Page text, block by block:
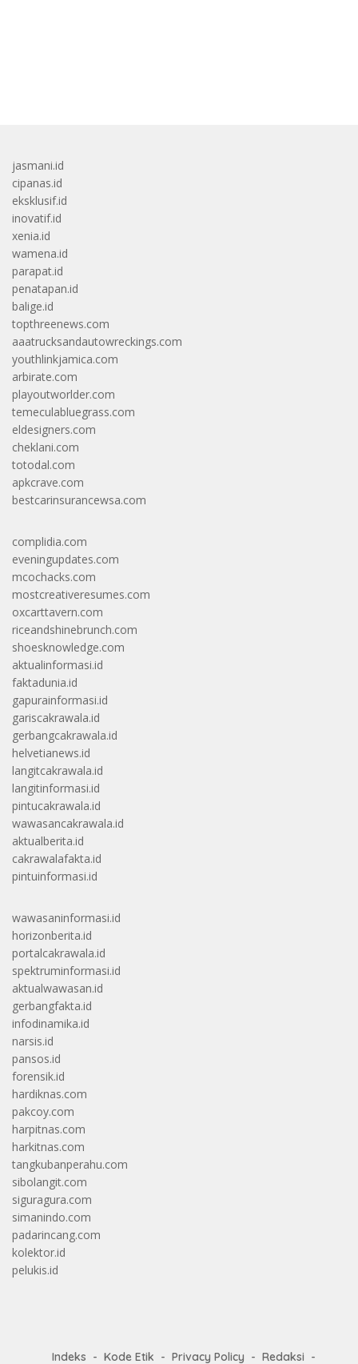
jasmani.id
cipanas.id
eksklusif.id
inovatif.id
xenia.id
wamena.id
parapat.id
penatapan.id
balige.id
topthreenews.com
aaatrucksandautowreckings.com
youthlinkjamica.com
arbirate.com
playoutworlder.com
temeculabluegrass.com
eldesigners.com
cheklani.com
totodal.com
apkcrave.com
bestcarinsurancewsa.com
complidia.com
eveningupdates.com
mcochacks.com
mostcreativeresumes.com
oxcarttavern.com
riceandshinebrunch.com
shoesknowledge.com
aktualinformasi.id
faktadunia.id
gapurainformasi.id
gariscakrawala.id
gerbangcakrawala.id
helvetianews.id
langitcakrawala.id
langitinformasi.id
pintucakrawala.id
wawasancakrawala.id
aktualberita.id
cakrawalafakta.id
pintuinformasi.id
wawasaninformasi.id
horizonberita.id
portalcakrawala.id
spektruminformasi.id
aktualwawasan.id
gerbangfakta.id
infodinamika.id
narsis.id
pansos.id
forensik.id
hardiknas.com
pakcoy.com
harpitnas.com
harkitnas.com
tangkubanperahu.com
sibolangit.com
siguragura.com
simanindo.com
padarincang.com
kolektor.id
pelukis.id
Indeks Kode Etik Privacy Policy Redaksi